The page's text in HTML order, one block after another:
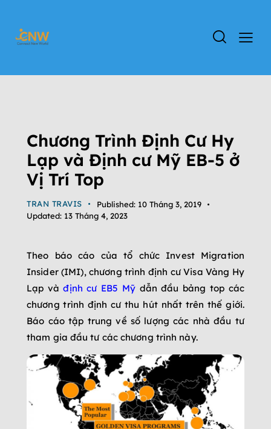
Chương Trình Định Cư Hy
Lạp và Định cư Mỹ EB-5 ở
Vị Trí Top
TRAN TRAVIS Published: 10 Tháng 3, 2019
Updated: 13 Tháng 4, 2023
Theo báo cáo của tổ chức Invest Migration
Insider (IMI), chương trình định cư Visa Vàng Hy
Lạp vàđịnh cư EB5 Mỹ dẫn đầu bảng top các
chương trình định cư thu hút nhất trên thế giới.
Báo cáo tập trung về số lượng các nhà đầu tư
tham gia đầu tư các chương trình này.